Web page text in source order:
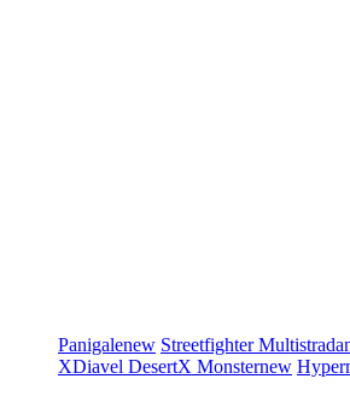
Panigalenew StreetfighterMultistrada
XDiavel DesertX Monsternew